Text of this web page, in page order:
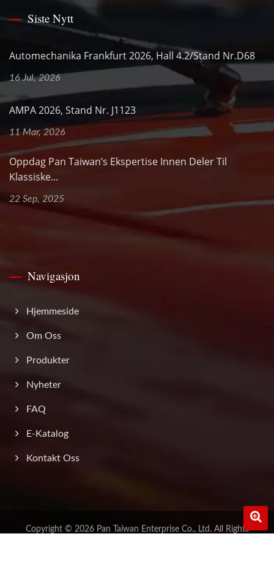
0
Siste Nytt
Automechanika Frankfurt 2026, Hall 4.2/Stand Nr.D68
16 Jul, 2026
AMPA 2026, Stand Nr. J1123
11 Mar, 2026
Oppdag Pan Taiwan’s Ekspertise Innen Deler Til
Klassiske...
22 Sep, 2025
Navigasjon
Hjemmeside
Om Oss
Produkter
Nyheter
FAQ
E-Katalog
Kontakt Oss
Copyright © 2026 Pan Taiwan Enterprise Co., Ltd.All Rights